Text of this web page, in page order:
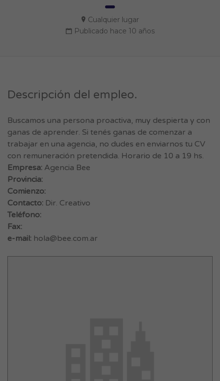
Cualquier lugar
Publicado hace 10 años
Descripción del empleo.
Buscamos una persona proactiva, muy despierta y con
ganas de aprender. Si tenés ganas de comenzar a
trabajar en una agencia, no dudes en enviarnos tu CV
con remuneración pretendida. Horario de 10 a 19 hs.
Empresa: Agencia Bee
Provincia:
Comienzo:
Contacto: Dir. Creativo
Teléfono:
Fax:
e-mail: hola@bee.com.ar